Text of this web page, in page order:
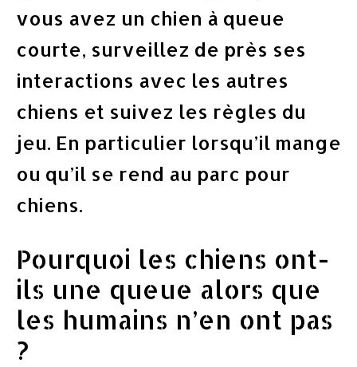
vous avez un chien à queue
courte, surveillez de près ses
interactions avec les autres
chiens et suivez les règles du
jeu. En particulier lorsqu’il mange
ou qu’il se rend au parc pour
chiens.
Pourquoi les chiens ont-
ils une queue alors que
les humains n’en ont pas
?